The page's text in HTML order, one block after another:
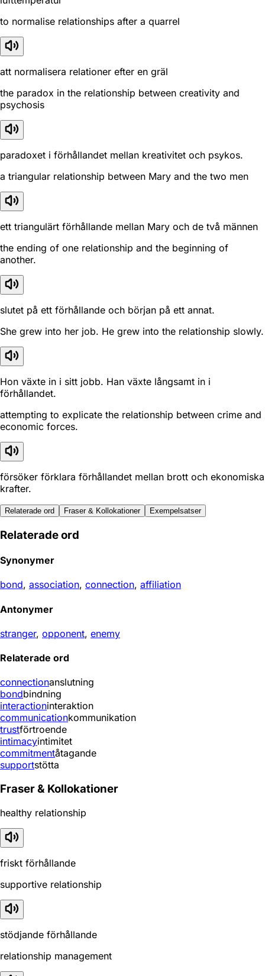
to normalise relationships after a quarrel
att normalisera relationer efter en gräl
the paradox in the relationship between creativity and
psychosis
paradoxet i förhållandet mellan kreativitet och psykos.
a triangular relationship between Mary and the two men
ett triangulärt förhållande mellan Mary och de två männen
the ending of one relationship and the beginning of
another.
slutet på ett förhållande och början på ett annat.
She grew into her job. He grew into the relationship slowly.
Hon växte in i sitt jobb. Han växte långsamt in i
förhållandet.
attempting to explicate the relationship between crime and
economic forces.
försöker förklara förhållandet mellan brott och ekonomiska
krafter.
Relaterade ord Fraser & Kollokationer Exempelsatser
Relaterade ord
Synonymer
bond, association, connection, affiliation
Antonymer
stranger, opponent, enemy
Relaterade ord
connectionanslutning
bondbindning
interactioninteraktion
communicationkommunikation
trustförtroende
intimacyintimitet
commitmentåtagande
supportstötta
Fraser & Kollokationer
healthy relationship
friskt förhållande
supportive relationship
stödjande förhållande
relationship management